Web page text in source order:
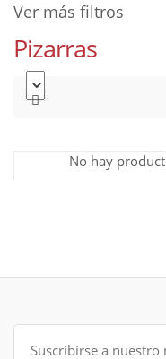
Ver más filtros
Pizarras
No hay